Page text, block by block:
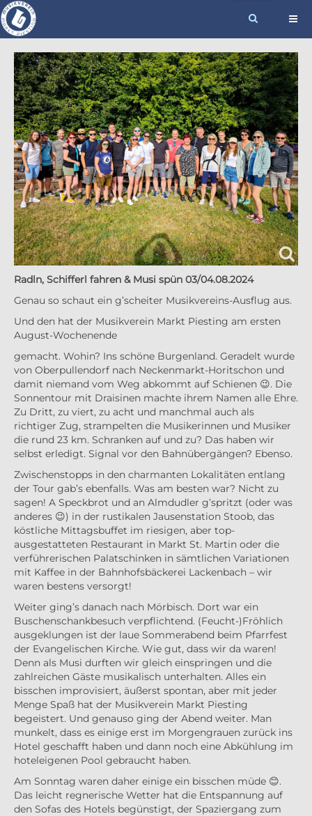
Radln, Schifferl fahren & Musi spün 03/04.08.2024
Genau so schaut ein g’scheiter Musikvereins-Ausflug aus.
Und den hat der Musikverein Markt Piesting am ersten
August-Wochenende
gemacht. Wohin? Ins schöne Burgenland. Geradelt wurde
von Oberpullendorf nach Neckenmarkt-Horitschon und
damit niemand vom Weg abkommt auf Schienen 😉. Die
Sonnentour mit Draisinen machte ihrem Namen alle Ehre.
Zu Dritt, zu viert, zu acht und manchmal auch als
richtiger Zug, strampelten die Musikerinnen und Musiker
die rund 23 km. Schranken auf und zu? Das haben wir
selbst erledigt. Signal vor den Bahnübergängen? Ebenso.
Zwischenstopps in den charmanten Lokalitäten entlang
der Tour gab’s ebenfalls. Was am besten war? Nicht zu
sagen! A Speckbrot und an Almdudler g’spritzt (oder was
anderes 😉) in der rustikalen Jausenstation Stoob, das
köstliche Mittagsbuffet im riesigen, aber top-
ausgestatteten Restaurant in Markt St. Martin oder die
verführerischen Palatschinken in sämtlichen Variationen
mit Kaffee in der Bahnhofsbäckerei Lackenbach – wir
waren bestens versorgt!
Weiter ging’s danach nach Mörbisch. Dort war ein
Buschenschankbesuch verpflichtend. (Feucht-)Fröhlich
ausgeklungen ist der laue Sommerabend beim Pfarrfest
der Evangelischen Kirche. Wie gut, dass wir da waren!
Denn als Musi durften wir gleich einspringen und die
zahlreichen Gäste musikalisch unterhalten. Alles ein
bisschen improvisiert, äußerst spontan, aber mit jeder
Menge Spaß hat der Musikverein Markt Piesting
begeistert. Und genauso ging der Abend weiter. Man
munkelt, dass es einige erst im Morgengrauen zurück ins
Hotel geschafft haben und dann noch eine Abkühlung im
hoteleigenen Pool gebraucht haben.
Am Sonntag waren daher einige ein bisschen müde 😊.
Das leicht regnerische Wetter hat die Entspannung auf
den Sofas des Hotels begünstigt, der Spaziergang zum